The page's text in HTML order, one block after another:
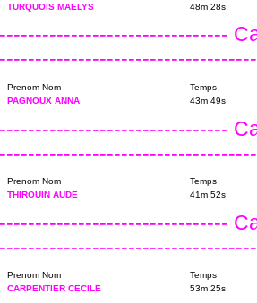
TURQUOIS MAELYS 48m 28s
Prenom Nom
Temps
PAGNOUX ANNA 43m 49s
Prenom Nom
Temps
THIROUIN AUDE 41m 52s
Prenom Nom
Temps
CARPENTIER CECILE 53m 25s